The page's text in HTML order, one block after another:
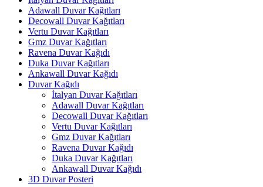
Adawall Duvar Kağıtları
Decowall Duvar Kağıtları
Vertu Duvar Kağıtları
Gmz Duvar Kağıtları
Ravena Duvar Kağıdı
Duka Duvar Kağıtları
Ankawall Duvar Kağıdı
Duvar Kağıdı
İtalyan Duvar Kağıtları
Adawall Duvar Kağıtları
Decowall Duvar Kağıtları
Vertu Duvar Kağıtları
Gmz Duvar Kağıtları
Ravena Duvar Kağıdı
Duka Duvar Kağıtları
Ankawall Duvar Kağıdı
3D Duvar Posteri